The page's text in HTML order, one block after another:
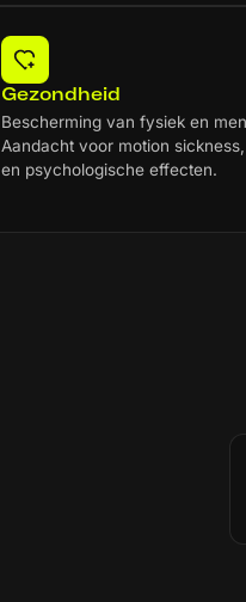
Gezondheid
Bescherming van fysiek en
Aandacht voor motion
en psychologische effecten.